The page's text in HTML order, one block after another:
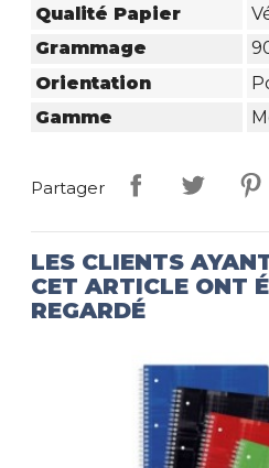
Qualité Papier
Grammage
Orientation
Gamme
Partager
LES CLIENTS
CET ARTICLE ONT
REGARDÉ